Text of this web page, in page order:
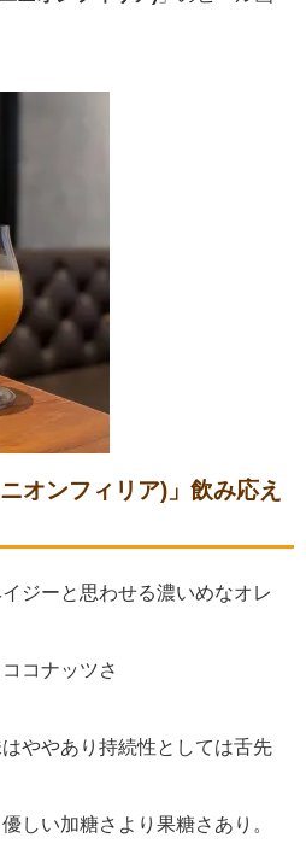
オンフィリア)」飲み応え
ジーと思わせる濃いめなオレ
コナッツさ
ややあり持続性としては舌先
しい加糖さより果糖さあり。